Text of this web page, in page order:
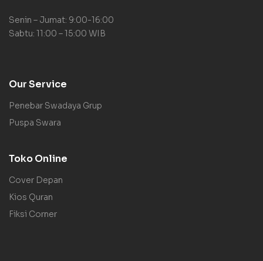
Senin – Jumat: 9:00-16:00
Sabtu: 11:00 – 15:00 WIB
Our Service
Penebar Swadaya Grup
Puspa Swara
Toko Online
Cover Depan
Kios Quran
Fiksi Corner